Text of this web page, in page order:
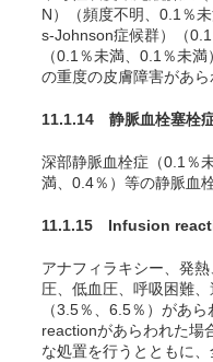
N）（頻度不明、0.1％
s-Johnson症候群）（
（0.1％未満、0.1％未
の重度の皮膚障害があら
11.1.14 静脈血栓塞栓
深部静脈血栓症（0.1％
満、0.4％）等の静脈血
11.1.15 Infusion
アナフィラキシー、発
圧、低血圧、呼吸困難
（3.5％、6.5％）があ
reactionがあらわれた場
な処置を行うとともに